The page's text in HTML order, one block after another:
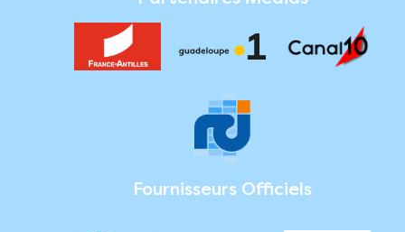
Fournisseurs Officiels